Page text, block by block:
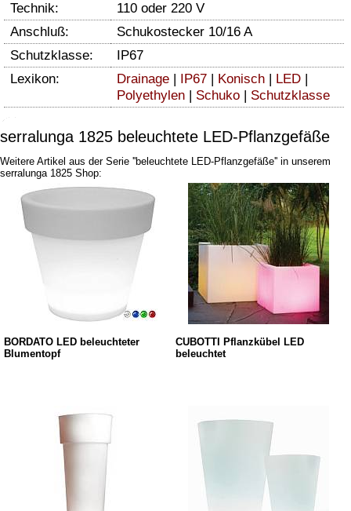
Technik:
110 oder 220 V
Anschluß:
Schukostecker 10/16 A
Schutzklasse:
IP67
Lexikon:
Drainage IP67 Konisch LED
Polyethylen
Schuko Schutzklasse
serralunga 1825 beleuchtete LED-Pflanzgefäße
Weitere Artikel aus der Serie ''beleuchtete LED-Pflanzgefäße'' in unserem
serralunga 1825 Shop:
BORDATO LED beleuchteter
Blumentopf
CUBOTTI Pflanzkübel LED
beleuchtet